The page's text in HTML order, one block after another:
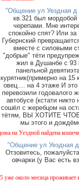
"Общение ул Уездная д
кв.321 был
черепами. Мне
спокойно спят? Или за
Губернский
вместе с силовыми
"добрые" тёти
жил в Душанбе с 93
панельной
курятник(примерно на 15
овец.... на 4 этаже И
перевозили годовалого
автобусе (кстати
сошёл с жеребцом на
тётям, ВЫ ХОТИТЕ
мы этого и
кошечка (домашняя,
"Общение ул Уездная
Отзовитесь,
овчарки (у Вас есть
проживает кот.